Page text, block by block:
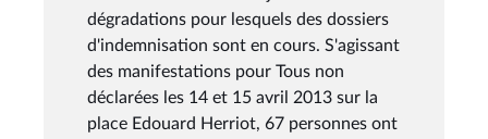
dégradations pour lesquels des dossiers
d'indemnisation sont en cours. S'agissant
des manifestations pour Tous non
déclarées les 14 et 15 avril 2013 sur la
place Edouard Herriot, 67 personnes ont